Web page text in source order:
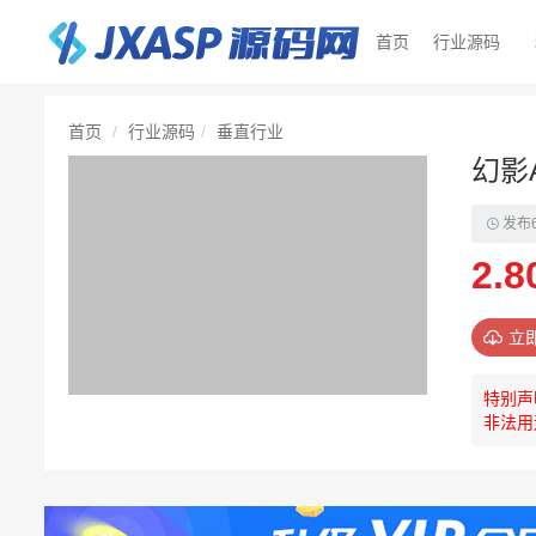
首页 行业源码
首页 行业源码 垂直行业
幻
发布
立
特别
非法